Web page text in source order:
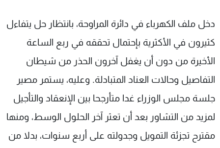
دخل ملف الكهرباء في دائرة المراوحة، بانتظار حل يتفاءل
كثيرون في الأكثرية بإحتمال تحققه في ربع الساعة
الأخيرة من دون أن يغفل آخرون الحذر من شيطان
التفاصيل وحالات العناد المتبادلة. وعليه، يستمر مصير
جلسة مجلس الوزراء غدا متأرجحا بين الإنعقاد والتأجيل
لمزيد من التشاور بعد أن تعثر آخر الحلول الوسط، ومنها
مقترح تجزئة التمويل وجدولته على أربع سنوات، بدلا من